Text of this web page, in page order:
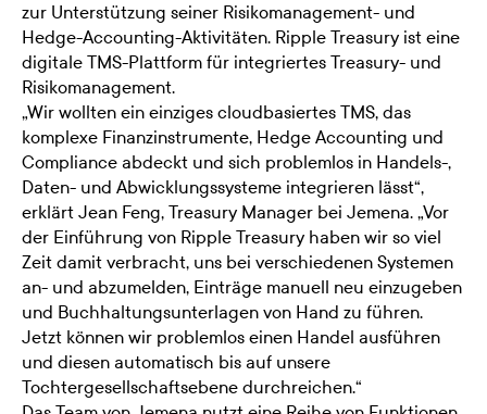
zur Unterstützung seiner Risikomanagement- und
Hedge-Accounting-Aktivitäten. Ripple Treasury ist eine
digitale TMS-Plattform für integriertes Treasury- und
Risikomanagement.
„Wir wollten ein einziges cloudbasiertes TMS, das
komplexe Finanzinstrumente, Hedge Accounting und
Compliance abdeckt und sich problemlos in Handels-,
Daten- und Abwicklungssysteme integrieren lässt“,
erklärt Jean Feng, Treasury Manager bei Jemena. „Vor
der Einführung von Ripple Treasury haben wir so viel
Zeit damit verbracht, uns bei verschiedenen Systemen
an- und abzumelden, Einträge manuell neu einzugeben
und Buchhaltungsunterlagen von Hand zu führen.
Jetzt können wir problemlos einen Handel ausführen
und diesen automatisch bis auf unsere
Tochtergesellschaftsebene durchreichen.“